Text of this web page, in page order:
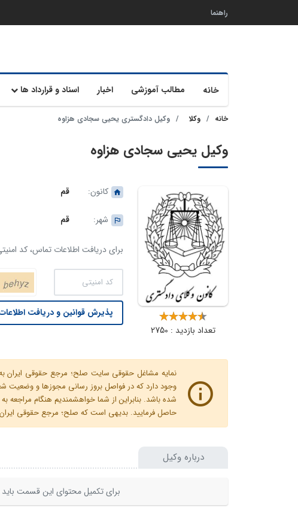
راهنما
خانه مطالب آموزشی اخبار اسناد و قرارداد ها
خانه وکلا وکیل دادگستری یحیی سجادی هزاوه
وکیل یحیی سجادی هزاوه
تعداد بازدید : 2750
کانون: قم
شهر: قم
برای دریافت اطلاعات تماس، کد
پذیرش قوانین و دریافت
نمایه مشاغل حقوقی سایت صلح؛ مرجع حقوقی ایران
وجود دارد که در فواصل بروز رسانی مجوزها و
شده باشد. بنابراین از شما خواهشمندیم هنگام
حاصل فرمایید. بدیهی است که صلح؛ مرجع حقوقی
درباره وکیل
برای تکمیل محتوای این قسمت باید